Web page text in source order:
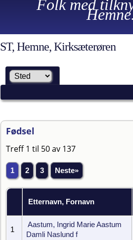
Folk med
Hemne.
ST, Hemne, Kirksæterøren
Fødsel
Treff 1 til 50 av 137
1 2 3 Neste»
Etternavn, Fornavn
1
Aastum, Ingrid Marie Aastum
Damli Naslund f